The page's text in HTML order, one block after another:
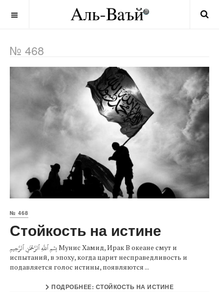
№ 468
№ 468
Стойкость на истине
بِسۡمِ ٱللَّهِ ٱلرَّحۡمَٰنِ ٱلرَّحِيمِ Мунис Хамид, Ирак В океане смут и
испытаний, в эпоху, когда царит несправедливость и
подавляется голос истины, появляются ...
ПОДРОБНЕЕ: СТОЙКОСТЬ НА ИСТИНЕ